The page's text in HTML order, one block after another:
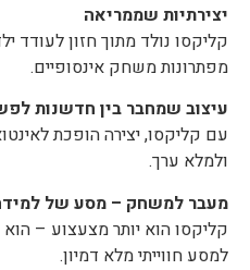
יצירתיות שממריאה
קליקסו נולד מתוך חזון לעודד
מפתרונות משחק אינסופיים.
עיצוב שמחבר בין חדשנות
עם קליקסו, יצירה הופכת
ולמלא ערך.
מעבר למשחק – מסע של
קליקסו הוא יותר מצעצוע – הוא
למסע חווייתי מלא דמיון.